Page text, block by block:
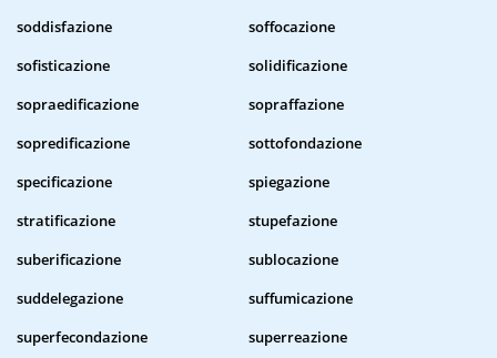
soddisfazione
soffocazione
sofisticazione
solidificazione
sopraedificazione
sopraffazione
sopredificazione
sottofondazione
specificazione
spiegazione
stratificazione
stupefazione
suberificazione
sublocazione
suddelegazione
suffumicazione
superfecondazione
superreazione